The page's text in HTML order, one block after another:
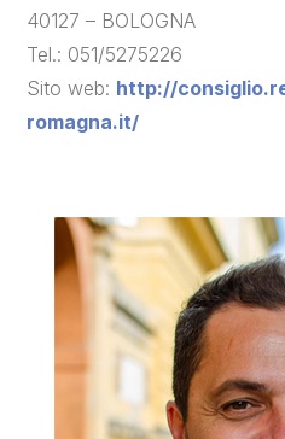
40127 – BOLOGNA
Tel.: 051/5275226
Sito web: http://
romagna.it/